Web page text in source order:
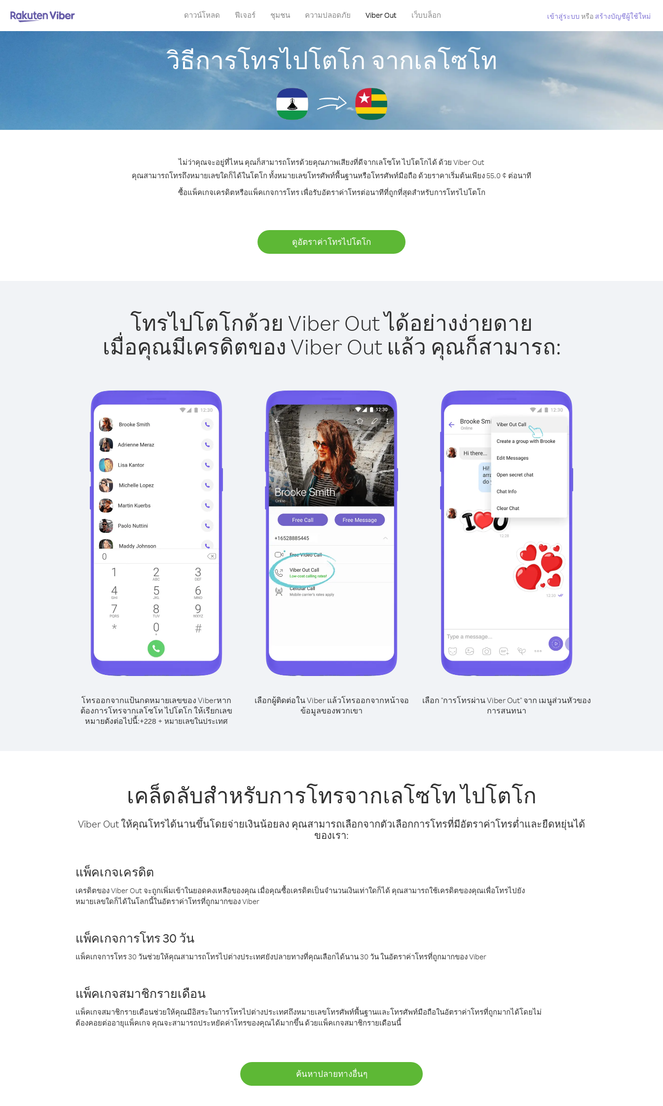
ดาวน์โหลด ฟีเจอร์ ชุมชน ความปลอดภัย Viber Out เว็บบล็อก เข้าสู่ระบบ หรือ สร้างบัญชีผู้ใช้ใหม่
วิธีการโทรไปโตโก จากเลโซโท
ไม่ว่าคุณจะอยู่ที่ไหน คุณก็สามารถโทรด้วยคุณภาพเสียงที่ดีจากเลโซโท ไปโตโกได้ ด้วย Viber Out
คุณสามารถโทรถึงหมายเลขใดก็ได้ในโตโก ทั้งหมายเลขโทรศัพท์พื้นฐานหรือโทรศัพท์มือถือ ด้วยราคาเริ่มต้นเพียง 55.0 ¢ ต่อนาที
ซื้อแพ็คเกจเครดิตหรือแพ็คเกจการโทร เพื่อรับอัตราค่าโทรต่อนาทีที่ถูกที่สุดสำหรับการโทรไปโตโก
ดูอัตราค่าโทรไปโตโก
โทรไปโตโกด้วย Viber Out ได้อย่างง่ายดาย
เมื่อคุณมีเครดิตของ Viber Out แล้ว คุณก็สามารถ:
โทรออกจากแป้นกดหมายเลขของ Viberหาก
ต้องการโทรจากเลโซโท ไปโตโก ให้เรียกเลข
หมายดังต่อไปนี้:+228 + หมายเลขในประเทศ
เลือกผู้ติดต่อใน Viber แล้วโทรออกจากหน้าจอ
ข้อมูลของพวกเขา
เลือก "การโทรผ่าน Viber Out" จาก เมนูส่วนหัวของ
การสนทนา
เคล็ดลับสำหรับการโทรจากเลโซโท ไปโตโก
Viber Out ให้คุณโทรได้นานขึ้นโดยจ่ายเงินน้อยลง คุณสามารถเลือกจากตัวเลือกการโทรที่มีอัตราค่าโทรต่ำและยืดหยุ่นได้
ของเรา:
แพ็คเกจเครดิต
เครดิตของ Viber Out จะถูกเพิ่มเข้าในยอดคงเหลือของคุณ เมื่อคุณซื้อเครดิตเป็นจำนวนเงินเท่าใดก็ได้ คุณสามารถใช้เครดิตของคุณเพื่อโทรไปยัง
หมายเลขใดก็ได้ในโลกนี้ในอัตราค่าโทรที่ถูกมากของ Viber
แพ็คเกจการโทร 30 วัน
แพ็คเกจการโทร 30 วันช่วยให้คุณสามารถโทรไปต่างประเทศยังปลายทางที่คุณเลือกได้นาน 30 วัน ในอัตราค่าโทรที่ถูกมากของ Viber
แพ็คเกจสมาชิกรายเดือน
แพ็คเกจสมาชิกรายเดือนช่วยให้คุณมีอิสระในการโทรไปต่างประเทศถึงหมายเลขโทรศัพท์พื้นฐานและโทรศัพท์มือถือในอัตราค่าโทรที่ถูกมากได้โดยไม่
ต้องคอยต่ออายุแพ็คเกจ คุณจะสามารถประหยัดค่าโทรของคุณได้มากขึ้น ด้วยแพ็คเกจสมาชิกรายเดือนนี้
ค้นหาปลายทางอื่นๆ